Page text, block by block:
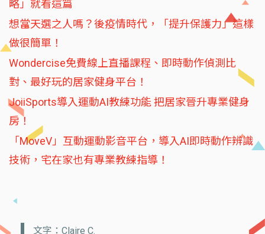
略」就看這篇
想當天選之人嗎？後疫情時代，「提升保護力」這樣
做很簡單！
Wondercise免費線上直播課程、即時動作偵測比
對、最好玩的居家健身平台！
JoiiSports導入運動AI教練功能 把居家晉升專業健身
房！
「MoveV」互動運動影音平台，導入AI即時動作辨識
技術，宅在家也有專業教練指導！
文字：Claire C.